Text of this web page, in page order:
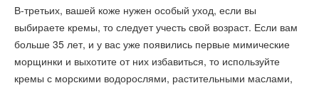
В-третьих, вашей коже нужен особый уход, если вы
выбираете кремы, то следует учесть свой возраст. Если вам
больше 35 лет, и у вас уже появились первые мимические
морщинки и выхотите от них избавиться, то используйте
кремы с морскими водорослями, растительными маслами,